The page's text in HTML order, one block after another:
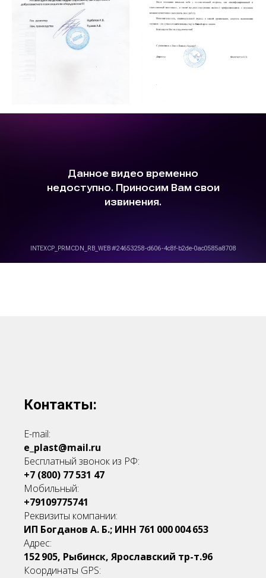
Контакты:
E-mail:
e_plast@mail.ru
Бесплатный звонок из РФ:
+7 (800) 77 531 47
Мобильный:
+79109775741
Реквизиты компании:
ИП Богданов А. Б.; ИНН 761 000 004 653
Адрес:
152 905, Рыбинск, Ярославский тр-т.96
Координаты GPS: